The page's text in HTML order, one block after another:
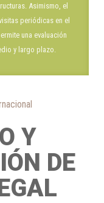
Asimismo, el
periódicas en el
una evaluación
y largo plazo.
Y
DE